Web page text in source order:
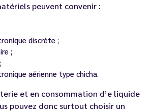
peuvent convenir :
discrète ;
;
aérienne type chicha.
et en consommation d’e liquide
pouvez donc surtout choisir un